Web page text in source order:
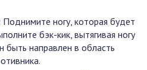
Поднимите ногу, которая будет
бэк-кик, вытягивая ногу
быть направлен в область